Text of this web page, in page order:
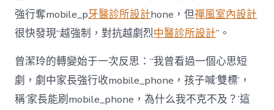
強行奪mobile_p牙醫診所設計hone，但禪風室內設計
很快發現“越強制，對抗越劇烈中醫診所設計”。
曾潔玲的轉變始于一次反思：“我曾看過一個心思短
劇，劇中家長強行收mobile_phone，孩子喊‘雙標’，
稱‘家長能刷mobile_phone，為什么我不克不及？’這